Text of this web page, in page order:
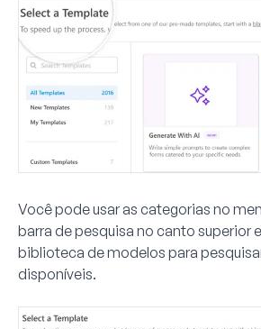
Você pode usar as categorias no
barra de pesquisa no canto superior
biblioteca de modelos para
disponíveis.